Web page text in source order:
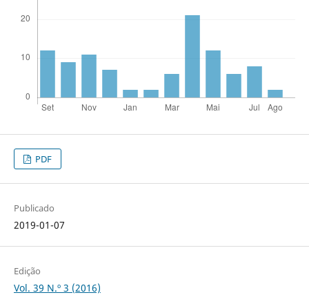
PDF
Publicado
2019-01-07
Edição
Vol. 39 N.º 3 (2016)